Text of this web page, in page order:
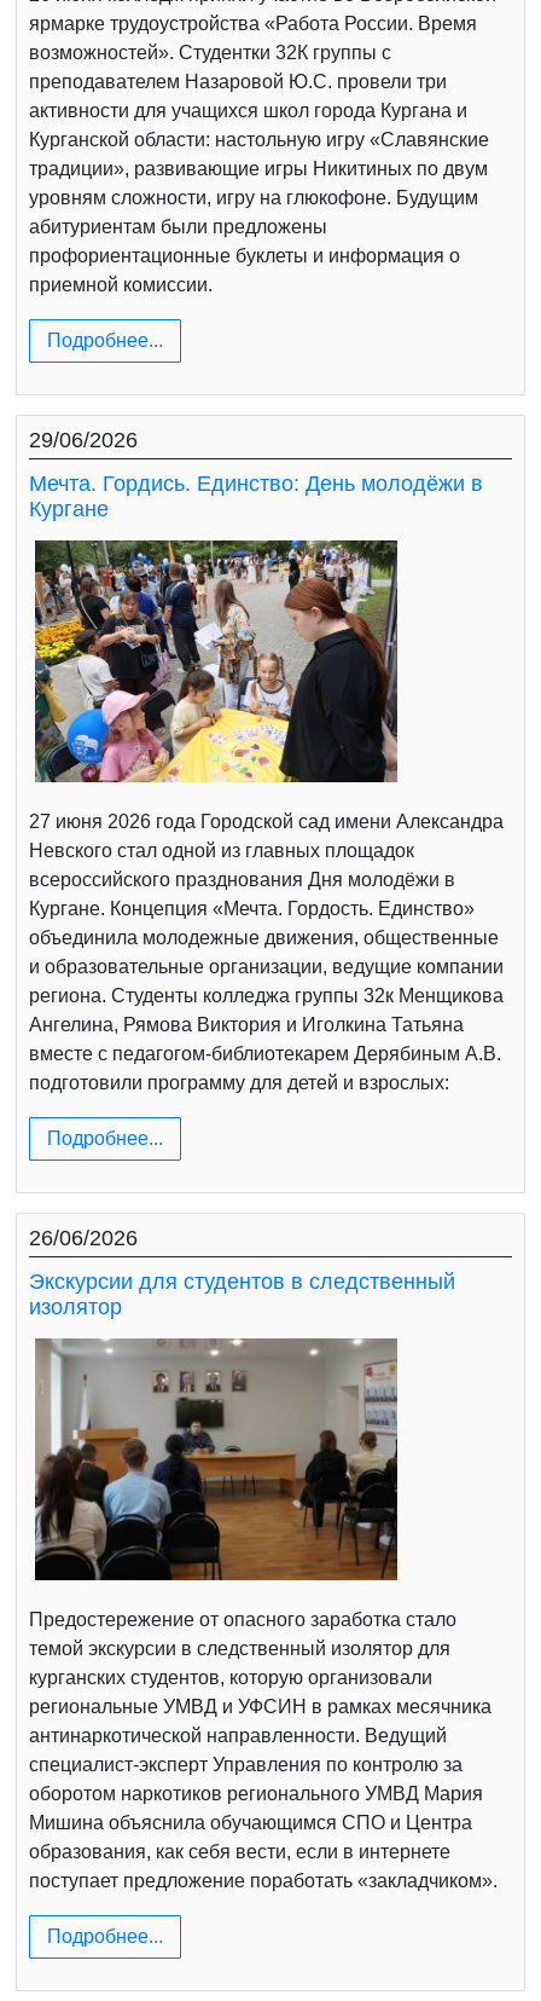
ярмарке трудоустройства «Работа России. Время
возможностей». Студентки 32К группы с
преподавателем Назаровой Ю.С. провели три
активности для учащихся школ города Кургана и
Курганской области: настольную игру «Славянские
традиции», развивающие игры Никитиных по двум
уровням сложности, игру на глюкофоне. Будущим
абитуриентам были предложены
профориентационные буклеты и информация о
приемной комиссии.
Подробнее...
29/06/2026
Мечта. Гордись. Единство: День молодёжи в
Кургане
27 июня 2026 года Городской сад имени Александра
Невского стал одной из главных площадок
всероссийского празднования Дня молодёжи в
Кургане. Концепция «Мечта. Гордость. Единство»
объединила молодежные движения, общественные
и образовательные организации, ведущие компании
региона. Студенты колледжа группы 32к Менщикова
Ангелина, Рямова Виктория и Иголкина Татьяна
вместе с педагогом-библиотекарем Дерябиным А.В.
подготовили программу для детей и взрослых:
Подробнее...
26/06/2026
Экскурсии для студентов в следственный
изолятор
Предостережение от опасного заработка стало
темой экскурсии в следственный изолятор для
курганских студентов, которую организовали
региональные УМВД и УФСИН в рамках месячника
антинаркотической направленности. Ведущий
специалист-эксперт Управления по контролю за
оборотом наркотиков регионального УМВД Мария
Мишина объяснила обучающимся СПО и Центра
образования, как себя вести, если в интернете
поступает предложение поработать «закладчиком».
Подробнее...